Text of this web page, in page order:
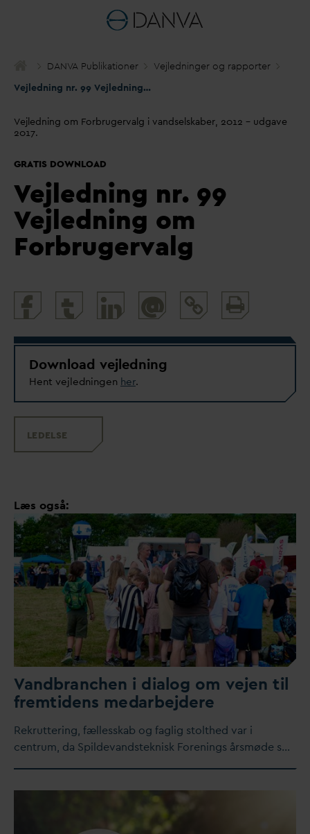
DANVA Publikationer
Vejledninger og rapporter
Vejledning nr. 99 Vejledning om Forbruger
Vejledning om Forbrugervalg i vandselskaber, 2012 – udgave
2017.
GRATIS DOWNLOAD
Vejledning nr. 99
Vejledning om
Forbrugervalg
@
and
Download vejledning
Hent vejledningen her.
LEDELSE
Læs også:
Vandbranchen i dialog om vejen til
fremtidens medarbejdere
Rekruttering, fællesskab og faglig stolthed var i
centrum, da Spildevandsteknisk Forenings årsmøde s…